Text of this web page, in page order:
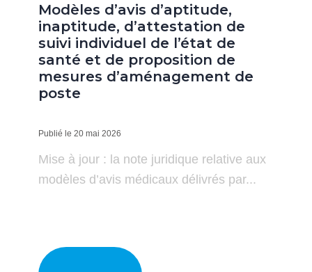
Modèles d’avis d’aptitude,
inaptitude, d’attestation de
suivi individuel de l’état de
santé et de proposition de
mesures d’aménagement de
poste
Publié le 20 mai 2026
Mise à jour : la note juridique relative aux
modèles d’avis médicaux délivrés par...